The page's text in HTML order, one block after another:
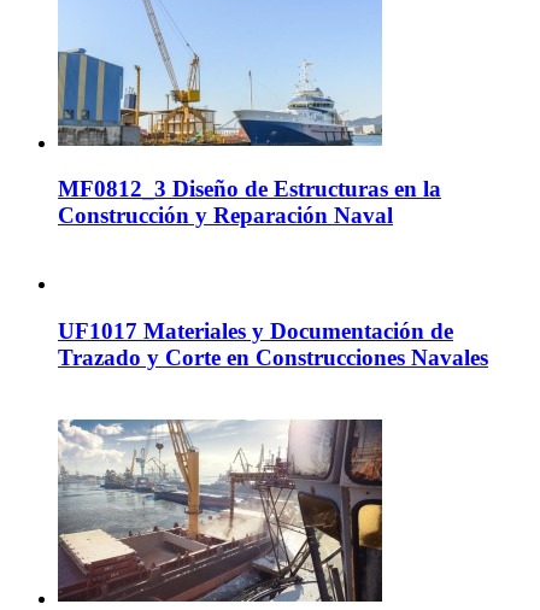
MF0812_3 Diseño de Estructuras en la
Construcción y Reparación Naval
UF1017 Materiales y Documentación de
Trazado y Corte en Construcciones Navales